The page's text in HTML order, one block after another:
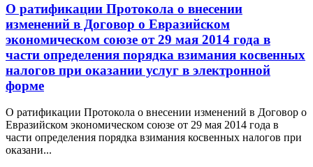
О ратификации Протокола о внесении
изменений в Договор о Евразийском
экономическом союзе от 29 мая 2014 года в
части определения порядка взимания косвенных
налогов при оказании услуг в электронной
форме
О ратификации Протокола о внесении изменений в Договор о
Евразийском экономическом союзе от 29 мая 2014 года в
части определения порядка взимания косвенных налогов при
оказани...